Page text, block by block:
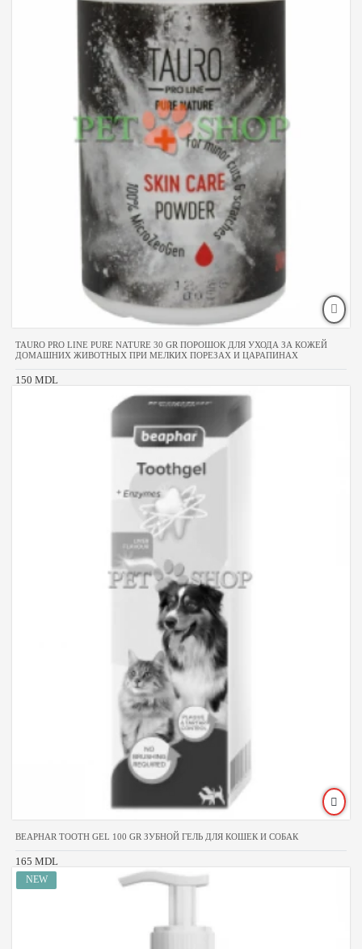
TAURO PRO LINE PURE NATURE 30 GR ПОРОШОК ДЛЯ УХОДА ЗА КОЖЕЙ
ДОМАШНИХ ЖИВОТНЫХ ПРИ МЕЛКИХ ПОРЕЗАХ И ЦАРАПИНАХ
150 MDL
BEAPHAR TOOTH GEL 100 GR ЗУБНОЙ ГЕЛЬ ДЛЯ КОШЕК И СОБАК
165 MDL